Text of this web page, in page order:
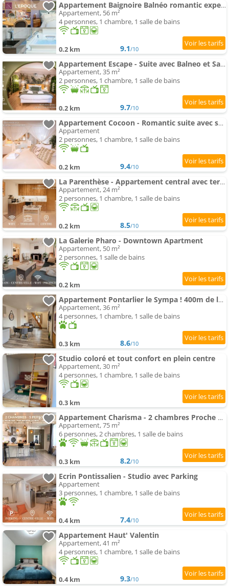
Appartement Baignoire Balnéo romantic experience - L'époque
Appartement, 56 m²
4 personnes, 1 chambre, 1 salle de bains
0.2 km 9.1/10
Appartement Escape - Suite avec Balneo et Sauna - Downtown
Appartement, 35 m²
2 personnes, 1 chambre, 1 salle de bains
0.2 km 9.7/10
Appartement Cocoon - Romantic suite avec spa - Downtown
Appartement
2 personnes, 1 chambre, 1 salle de bains
0.2 km 9.4/10
La Parenthèse - Appartement central avec terrasse
Appartement, 24 m²
2 personnes, 1 chambre, 1 salle de bains
0.2 km 8.5/10
La Galerie Pharo - Downtown Apartment
Appartement, 50 m²
2 personnes, 1 salle de bains
0.2 km
Appartement Pontarlier le Sympa ! 400m de la gare - Ma Petite Résa
Appartement, 36 m²
4 personnes, 1 chambre, 1 salle de bains
0.3 km 8.6/10
Studio coloré et tout confort en plein centre
Appartement, 30 m²
4 personnes, 1 chambre, 1 salle de bains
0.3 km
Appartement Charisma - 2 chambres Proche hypercentre
Appartement, 75 m²
6 personnes, 2 chambres, 1 salle de bains
0.3 km 8.2/10
Ecrin Pontissalien - Studio avec Parking
Appartement
3 personnes, 1 chambre, 1 salle de bains
0.4 km 7.4/10
Appartement Haut' Valentin
Appartement, 41 m²
4 personnes, 1 chambre, 1 salle de bains
0.4 km 9.3/10